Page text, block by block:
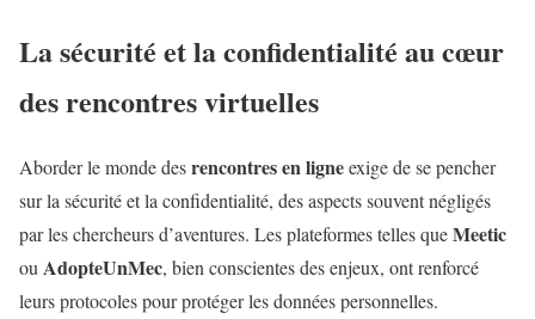
La sécurité et la confidentialité au cœur
des rencontres virtuelles
Aborder le monde desrencontres en ligneexige de se pencher
sur la sécurité et la confidentialité, des aspects souvent négligés
par les chercheurs d’aventures. Les plateformes telles queMeetic
ou AdopteUnMec, bien conscientes des enjeux, ont renforcé
leurs protocoles pour protéger les données personnelles.